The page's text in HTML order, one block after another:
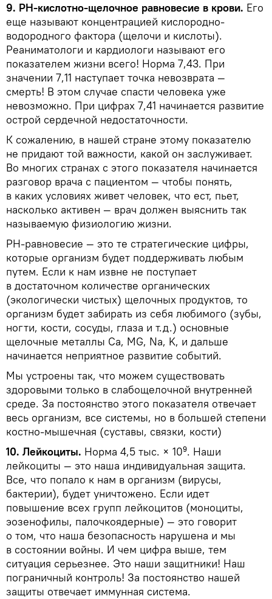
9. РН-кислотно-щелочное равновесие в крови. Его
еще называют концентрацией кислородно-
водородного фактора (щелочи и кислоты).
Реаниматологи и кардиологи называют его
показателем жизни всего! Норма 7,43. При
значении 7,11 наступает точка невозврата —
смерть! В этом случае спасти человека уже
невозможно. При цифрах 7,41 начинается развитие
острой сердечной недостаточности.
К сожалению, в нашей стране этому показателю
не придают той важности, какой он заслуживает.
Во многих странах с этого показателя начинается
разговор врача с пациентом — чтобы понять,
в каких условиях живет человек, что ест, пьет,
насколько активен — врач должен выяснить так
называемую физиологию жизни.
РН-равновесие — это те стратегические цифры,
которые организм будет поддерживать любым
путем. Если к нам извне не поступает
в достаточном количестве органических
(экологически чистых) щелочных продуктов, то
организм будет забирать из себя любимого (зубы,
ногти, кости, сосуды, глаза и т.д.) основные
щелочные металлы Ca, MG, Na, K, и дальше
начинается неприятное развитие событий.
Мы устроены так, что можем существовать
здоровыми только в слабощелочной внутренней
среде. За постоянство этого показателя отвечает
весь организм, все системы, но в большей степени
костно-мышечная (суставы, связки, кости)
10. Лейкоциты. Норма 4,5 тыс. × 10⁹. Наши
лейкоциты — это наша индивидуальная защита.
Все, что попало к нам в организм (вирусы,
бактерии), будет уничтожено. Если идет
повышение всех групп лейкоцитов (моноциты,
эозенофилы, палочкоядерные) — это говорит
о том, что наша безопасность нарушена и мы
в состоянии войны. И чем цифра выше, тем
ситуация серьезнее. Это наши защитники! Наш
пограничный контроль! За постоянство нашей
защиты отвечает иммунная система.